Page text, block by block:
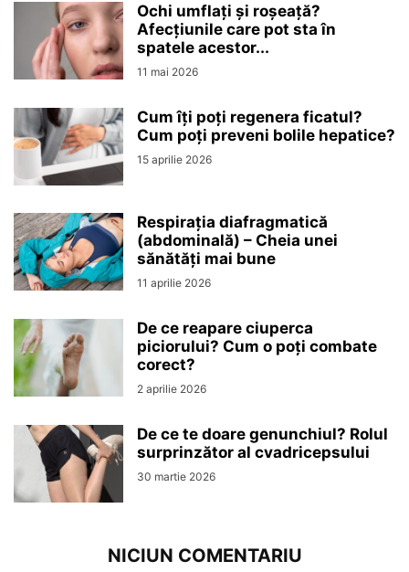
Ochi umflați și roșeață?
Afecțiunile care pot sta în
spatele acestor...
11 mai 2026
Cum îți poți regenera ficatul?
Cum poți preveni bolile hepatice?
15 aprilie 2026
Respirația diafragmatică
(abdominală) – Cheia unei
sănătăți mai bune
11 aprilie 2026
De ce reapare ciuperca
piciorului? Cum o poți combate
corect?
2 aprilie 2026
De ce te doare genunchiul? Rolul
surprinzător al cvadricepsului
30 martie 2026
NICIUN COMENTARIU